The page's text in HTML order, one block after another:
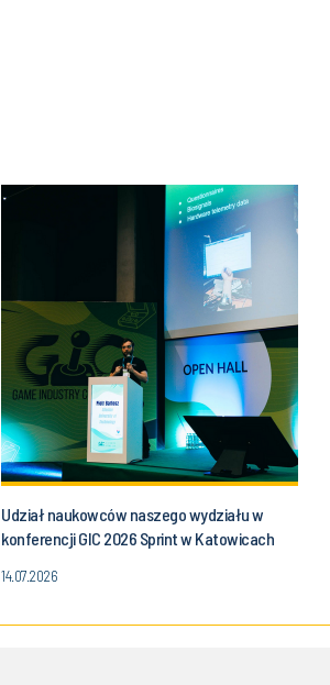
Udział naukowców naszego wydziału w
konferencji GIC 2026 Sprint w Katowicach
14.07.2026